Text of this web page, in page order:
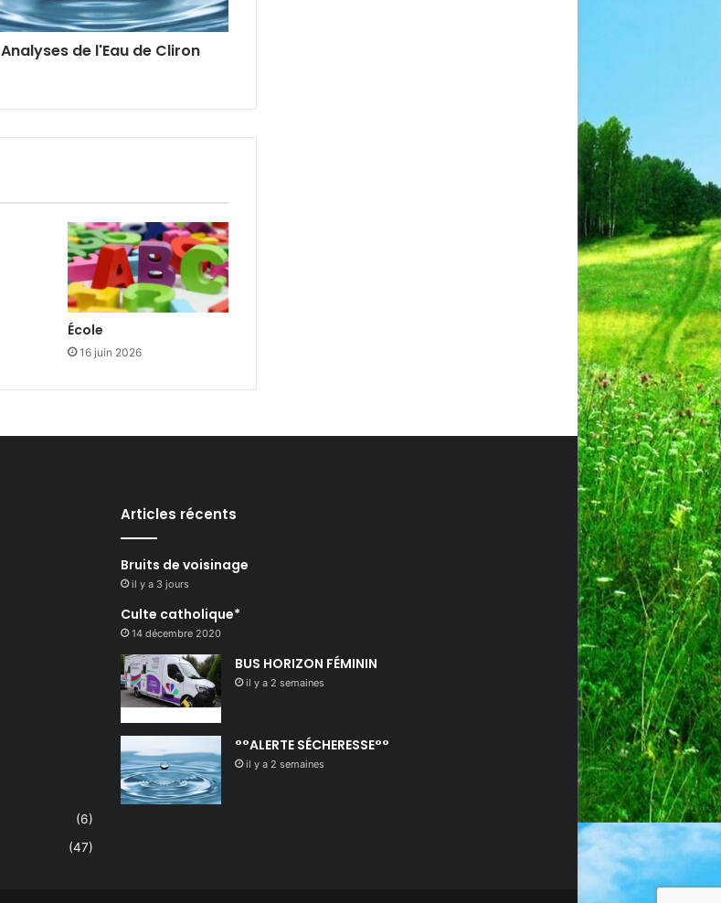
Analyses de l'Eau de Cliron
École
16 juin 2026
(6)
(47)
Articles récents
Bruits de voisinage
il y a 3 jours
Culte catholique*
14 décembre 2020
BUS HORIZON FÉMININ
il y a 2 semaines
°°ALERTE SÉCHERESSE°°
il y a 2 semaines